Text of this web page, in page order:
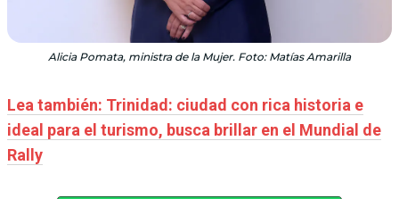
Alicia Pomata, ministra de la Mujer. Foto: Matías Amarilla
Lea también: Trinidad: ciudad con rica historia e
ideal para el turismo, busca brillar en el Mundial de
Rally